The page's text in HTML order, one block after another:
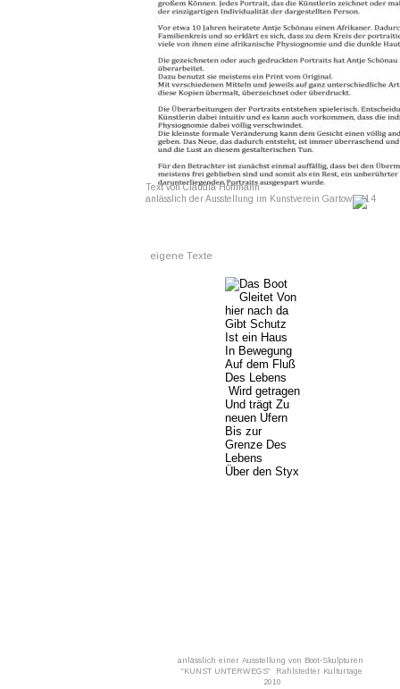
anlässlich einer Ausstellung von Boot-Skulpturen
“KUNST UNTERWEGS”  Rahlstedter Kulturtage
2010
Text von Claudia Hoffmann
anlässlich der Ausstellung im Kunstverein Gartow 2014
eigene Texte